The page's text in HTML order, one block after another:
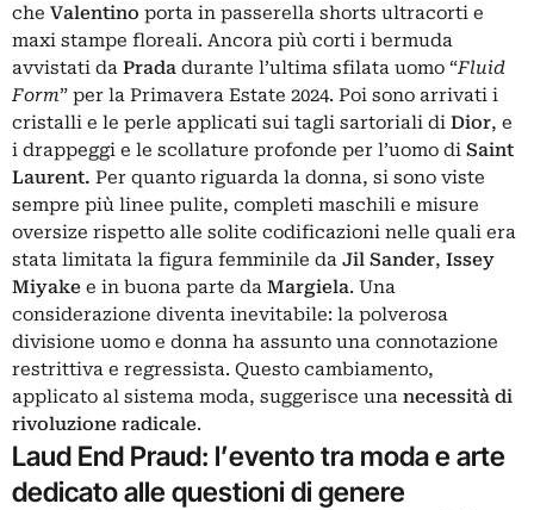
che Valentino porta in passerella shorts ultracorti e
maxi stampe floreali. Ancora più corti i bermuda
avvistati da Prada durante l’ultima sfilata uomo “Fluid
Form” per la Primavera Estate 2024. Poi sono arrivati i
cristalli e le perle applicati sui tagli sartoriali di Dior, e
i drappeggi e le scollature profonde per l’uomo di Saint
Laurent. Per quanto riguarda la donna, si sono viste
sempre più linee pulite, completi maschili e misure
oversize rispetto alle solite codificazioni nelle quali era
stata limitata la figura femminile da Jil Sander, Issey
Miyake e in buona parte da Margiela. Una
considerazione diventa inevitabile: la polverosa
divisione uomo e donna ha assunto una connotazione
restrittiva e regressista. Questo cambiamento,
applicato al sistema moda, suggerisce una necessità di
rivoluzione radicale.
Laud End Praud: l’evento tra moda e arte
dedicato alle questioni di genere